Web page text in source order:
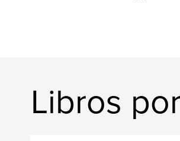
Libros